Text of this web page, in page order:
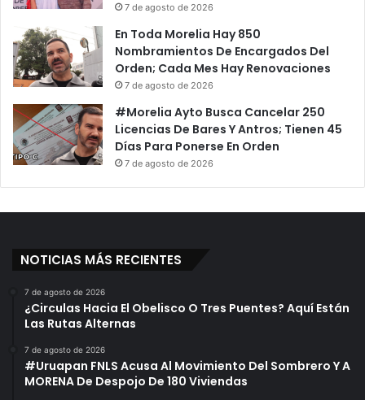
7 de agosto de 2026
En Toda Morelia Hay 850
Nombramientos De Encargados Del
Orden; Cada Mes Hay Renovaciones
7 de agosto de 2026
#Morelia Ayto Busca Cancelar 250
Licencias De Bares Y Antros; Tienen 45
Días Para Ponerse En Orden
7 de agosto de 2026
NOTICIAS MÁS RECIENTES
7 de agosto de 2026
¿Circulas Hacia El Obelisco O Tres Puentes? Aquí Están
Las Rutas Alternas
7 de agosto de 2026
#Uruapan FNLS Acusa Al Movimiento Del Sombrero Y A
MORENA De Despojo De 180 Viviendas